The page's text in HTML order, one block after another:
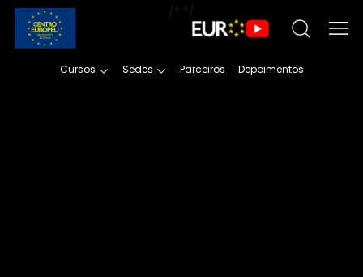
Cursos Sedes Parceiros Depoimentos
/* */